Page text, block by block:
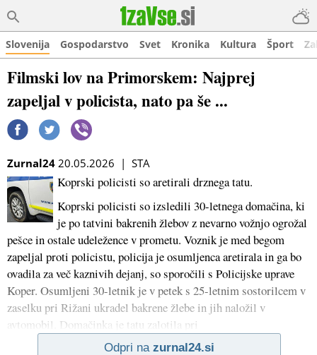
Slovenija Gospodarstvo Svet Kronika Kultura Šport
Filmski lov na Primorskem: Najprej
zapeljal v policista, nato pa še ...
Zurnal24 20.05.2026 | STA
Koprski policisti so aretirali drznega tatu.
Koprski policisti so izsledili 30-letnega domačina, ki
je po tatvini bakrenih žlebov z nevarno vožnjo ogrožal
pešce in ostale udeležence v prometu. Voznik je med begom
zapeljal proti policistu, policija je osumljenca aretirala in ga bo
ovadila za več kaznivih dejanj, so sporočili s Policijske uprave
Koper. Osumljeni 30-letnik je v petek s 25-letnim sostorilcem v
zaselku pri Rižani ukradel bakrene žlebe in jih naložil v
avtomobil. Domačinka je tatu zalotila pri
Odpri na zurnal24.si